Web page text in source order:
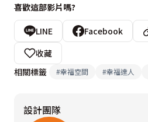
喜歡這部影片嗎?
LINE Facebook
收藏
相關標籤
#幸福空間 #幸福達人
設計團隊